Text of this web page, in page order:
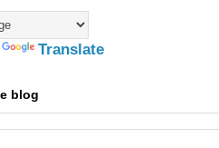
Translate
blog